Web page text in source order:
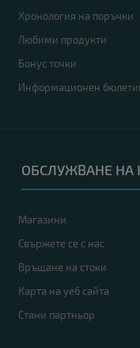
Хронология на поръчки
Любими продукти
Бонус точки
Информационен
ОБСЛУЖВАНЕ НА
Магазини
Свържете се с нас
Връщане на стоки
Карта на уеб сайта
Стани партньор